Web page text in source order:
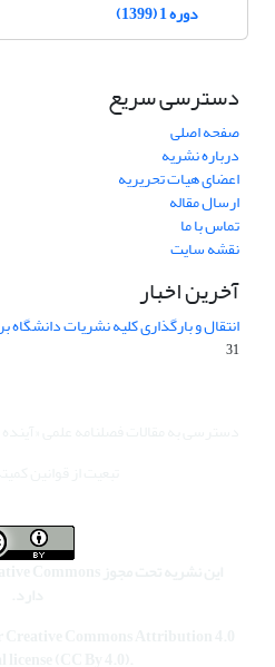
دوره 1 (1399)
دسترسی سریع
صفحه اصلی
درباره نشریه
اعضای هیات تحریریه
ارسال مقاله
تماس با ما
نقشه سایت
آخرین اخبار
انتقال و بارگذاری کلیه نشریات
31